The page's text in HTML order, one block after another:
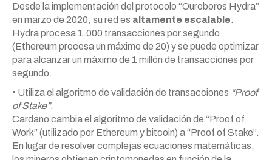
Desde la implementación del protocolo “Ouroboros Hydra”
en marzo de 2020, su red es altamente escalable.
Hydra procesa 1.000 transacciones por segundo
(Ethereum procesa un máximo de 20) y se puede optimizar
para alcanzar un máximo de 1 millón de transacciones por
segundo.
• Utiliza el algoritmo de validación de transacciones “Proof
of Stake”.
Cardano cambia el algoritmo de validación de “Proof of
Work” (utilizado por Ethereum y bitcoin) a “Proof of Stake”.
En lugar de resolver complejas ecuaciones matemáticas,